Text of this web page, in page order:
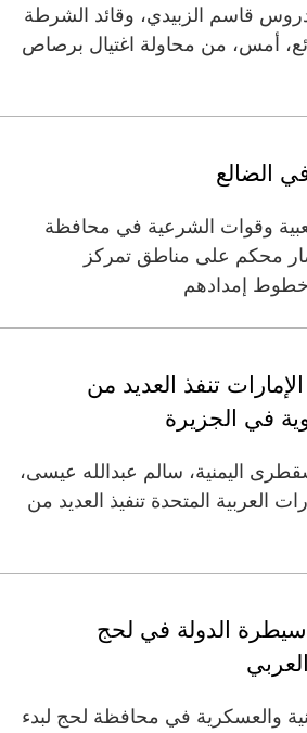
قاسم الزبيدي، وقائد الشرطة
أمس، من محاولة اغتيال برصاص
الضالع
وقوات الشرعية في محافظة
محكم على مناطق تمركز
إمدادهم
تنفذ العديد من
في الجزيرة
اليمنية، سالم عبدالله عيسى،
العربية المتحدة تنفيذ العديد من
الدولة في لحج
والعسكرية في محافظة لحج لبدء